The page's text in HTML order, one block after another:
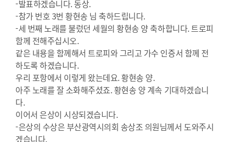
-발표하겠습니다. 동상.
-참가 번호 3번 황현송 님 축하드립니다.
-세 번째 노래를 불렀던 세월의 황현송 양 축하합니다. 트로피
함께 전해주십시오.
같은 내용을 함께해서 트로피와 그리고 가수 인증서 함께 전
하도록 하겠습니다.
우리 포항에서 이렇게 왔는데요. 황현송 양.
아주 노래를 잘 소화해주셨죠. 황현송 양 계속 기대하겠습니
다.
이어서 은상이 시상되겠습니다.
-은상의 수상은 부산광역시의회 송상조 의원님께서 도와주시
겠습니다.